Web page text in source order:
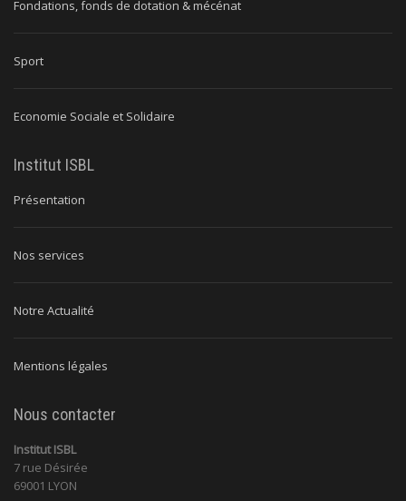
Fondations, fonds de dotation & mécénat
Sport
Economie Sociale et Solidaire
Institut ISBL
Présentation
Nos services
Notre Actualité
Mentions légales
Nous contacter
Institut ISBL
7 rue Désirée
69001 LYON